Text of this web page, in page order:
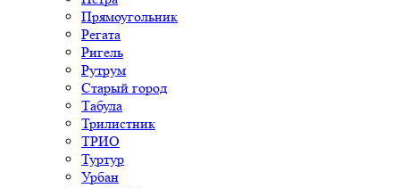
Прямоугольник
Регата
Ригель
Рутрум
Старый город
Табула
Трилистник
ТРИО
Туртур
Урбан